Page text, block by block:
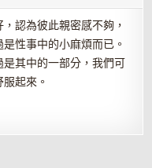
認為彼此親密感不夠，
性事中的小麻煩而已。
其中的一部分，我們可
起來。